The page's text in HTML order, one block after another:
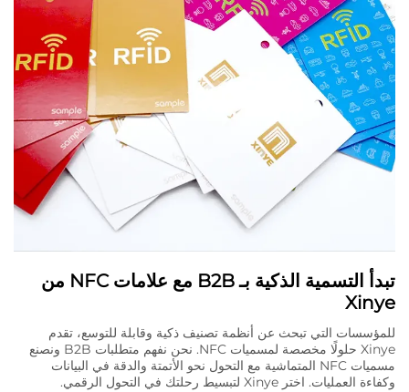
تبدأ التسمية الذكية بـ B2B مع علامات NFC من
Xinye
للمؤسسات التي تبحث عن أنظمة تصنيف ذكية وقابلة للتوسع، تقدم
Xinye حلولًا مخصصة لمسميات NFC. نحن نفهم متطلبات B2B ونصنع
مسميات NFC المتماشية مع التحول نحو الأتمتة والدقة في البيانات
وكفاءة العمليات. اختر Xinye لتبسيط رحلتك في التحول الرقمي.